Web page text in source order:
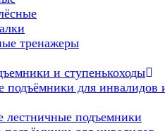
тренажеры
и ступенькоходы
подъёмники для инвалидов
подъемники